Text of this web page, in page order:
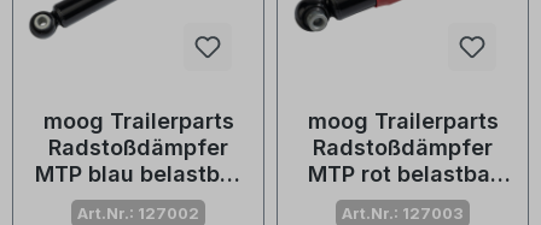
moog Trailerparts
Radstoßdämpfer
MTP blau belastbar
bis 1400 kg
Art.Nr.: 127002
moog Trailerparts
Radstoßdämpfer
MTP rot belastbar
bis 2000 kg
Art.Nr.: 127003